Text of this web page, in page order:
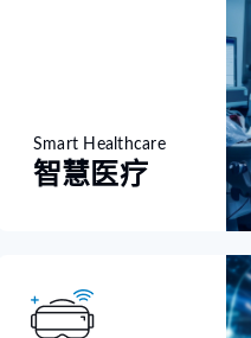
Smart Healthcare
智慧医疗